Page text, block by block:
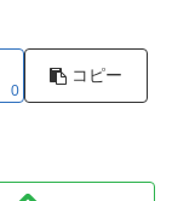
0
コピー